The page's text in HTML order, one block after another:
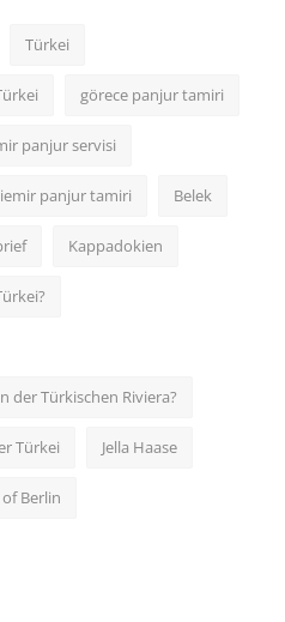
Türkei
görece panjur tamiri
panjur servisi
panjur tamiri Belek
Kappadokien
der Türkischen Riviera?
Türkei Jella Haase
Berlin